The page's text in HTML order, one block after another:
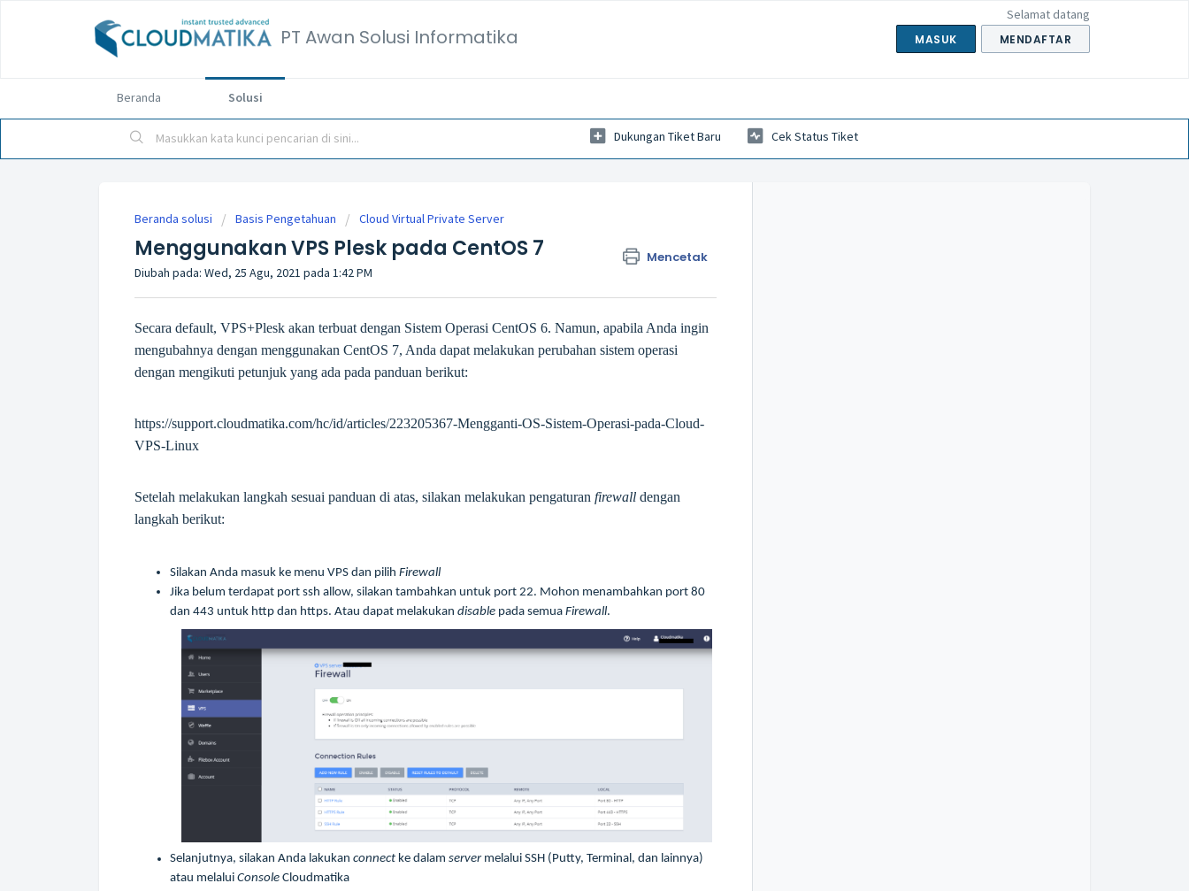
PT Awan Solusi Informatika
Selamat datang
MASUK MENDAFTAR
Beranda Solusi
Dukungan Tiket Baru Cek Status Tiket
Beranda solusi Basis Pengetahuan Cloud Virtual Private Server
Menggunakan VPS Plesk pada CentOS 7 Mencetak
Diubah pada: Wed, 25 Agu, 2021 pada 1:42 PM
Secara default, VPS+Plesk akan terbuat dengan Sistem Operasi CentOS 6. Namun, apabila Anda ingin
mengubahnya dengan menggunakan CentOS 7, Anda dapat melakukan perubahan sistem operasi
dengan mengikuti petunjuk yang ada pada panduan berikut:
https://support.cloudmatika.com/hc/id/articles/223205367-Mengganti-OS-Sistem-Operasi-pada-Cloud-
VPS-Linux
Setelah melakukan langkah sesuai panduan di atas, silakan melakukan pengaturan firewall dengan
langkah berikut:
Silakan Anda masuk ke menu VPS dan pilih Firewall
Jika belum terdapat port ssh allow, silakan tambahkan untuk port 22. Mohon menambahkan port 80
dan 443 untuk http dan https. Atau dapat melakukan disable pada semua Firewall.
Selanjutnya, silakan Anda lakukan connect ke dalam server melalui SSH (Putty, Terminal, dan lainnya)
atau melalui Console Cloudmatika